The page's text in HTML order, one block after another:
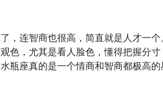
，连智商也很高，简直就是人才一
色，尤其是看人脸色，懂得把握分
瓶座真的是一个情商和智商都极高